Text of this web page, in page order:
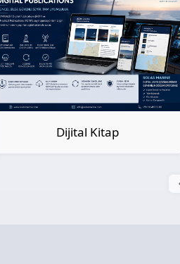
Kağıt Harita